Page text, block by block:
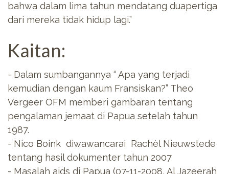
bahwa dalam lima tahun mendatang duapertiga
dari mereka tidak hidup lagi.”
Kaitan:
- Dalam sumbangannya “ Apa yang terjadi
kemudian dengan kaum Fransiskan?” Theo
Vergeer OFM memberi gambaran tentang
pengalaman jemaat di Papua setelah tahun
1987.
- Nico Boink diwawancarai Rachèl Nieuwstede
tentang hasil dokumenter tahun 2007
- Masalah aids di Papua (07-11-2008, Al Jazeerah